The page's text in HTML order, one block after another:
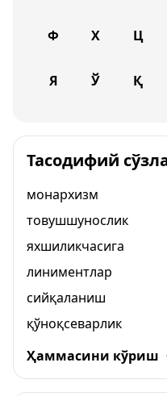
Ф Х Ц
Я Ў Қ
Тасодифий
монархизм
товушшунослик
яхшиликчасига
линиментлар
сийқаланиш
қўноқсеварлик
Ҳаммасини кўриш